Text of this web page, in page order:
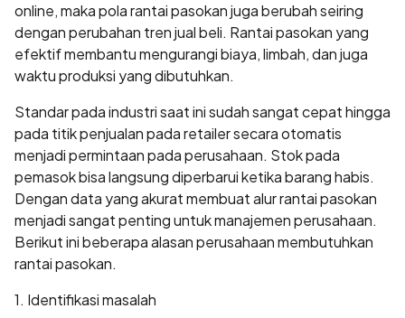
online, maka pola rantai pasokan juga berubah seiring
dengan perubahan tren jual beli. Rantai pasokan yang
efektif membantu mengurangi biaya, limbah, dan juga
waktu produksi yang dibutuhkan.
Standar pada industri saat ini sudah sangat cepat hingga
pada titik penjualan pada retailer secara otomatis
menjadi permintaan pada perusahaan. Stok pada
pemasok bisa langsung diperbarui ketika barang habis.
Dengan data yang akurat membuat alur rantai pasokan
menjadi sangat penting untuk manajemen perusahaan.
Berikut ini beberapa alasan perusahaan membutuhkan
rantai pasokan.
1. Identifikasi masalah